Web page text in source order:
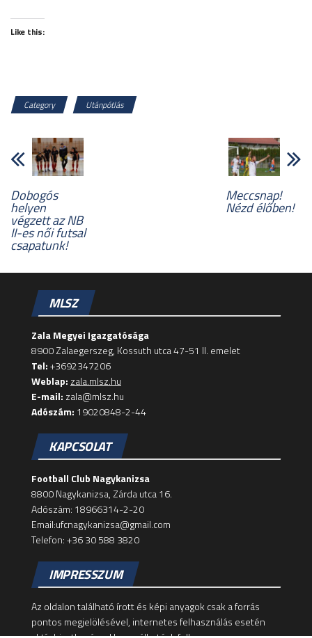
Like this:
Category Utánpótlás
Dobogós
helyen
végzett az NB
II-es női futsal
csapatunk!
Meccsnap!
Nézd élőben!
MLSZ
Zala Megyei Igazgatósága
8900 Zalaegerszeg, Kossuth utca 47-51 II. emelet
Tel:+3692347206
Weblap: zala.mlsz.hu
E-mail: zala@mlsz.hu
Adószám: 19020848-2-44
KAPCSOLAT
Football Club Nagykanizsa
8800 Nagykanizsa, Zárda utca 16.
Adószám: 18966314-2-20
Email:ufcnagykanizsa@gmail.com
Telefon: +36 30 588 3820
IMPRESSZUM
Az oldalon található írott és képi anyagok csak a forrás
pontos megjelölésével, internetes felhasználás esetén